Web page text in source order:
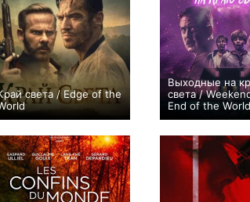
света / Edge of the
+4
Выходные на
света /
End of the World
0